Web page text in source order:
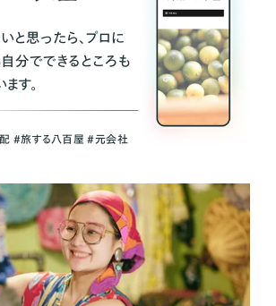
と思ったら、プロに
分でできるところも
す。
＃旅する八百屋 ＃元会社